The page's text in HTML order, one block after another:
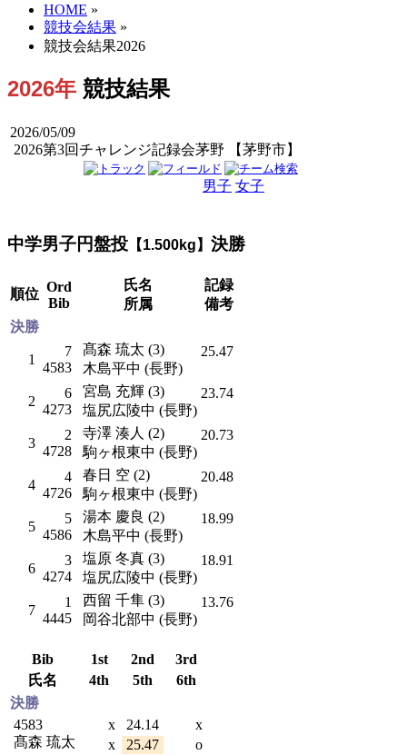
HOME »
競技会結果 »
競技会結果2026
2026年 競技結果
2026/05/09
2026第3回チャレンジ記録会茅野 【茅野市】
男子 女子
中学男子円盤投 【1.500kg】 決勝
順位 Ord
Bib
氏名
所属
記録
備考
決勝
1
7
4583
髙森 琉太 (3)
木島平中 (長野)
25.47
2
6
4273
宮島 充輝 (3)
塩尻広陵中 (長野)
23.74
3
2
4728
寺澤 湊人 (2)
駒ヶ根東中 (長野)
20.73
4
4
4726
春日 空 (2)
駒ヶ根東中 (長野)
20.48
5
5
4586
湯本 慶良 (2)
木島平中 (長野)
18.99
6
3
4274
塩原 冬真 (3)
塩尻広陵中 (長野)
18.91
7
1
4445
西留 千隼 (3)
岡谷北部中 (長野)
13.76
Bib 1st 2nd
3rd
氏名
4th 5th
6th
決勝
4583
髙森 琉太
x 24.14
x
x
25.47
o